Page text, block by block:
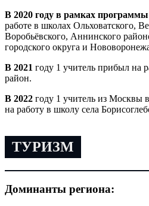
В 2020 году в рамках программы
работе в школах Ольховатского,
Воробьёвского, Аннинского
городского округа и
В 2021 году 1 учитель прибыл на
район.
В 2022 году 1 учитель из Москвы
на работу в школу села
ТУРИЗМ
Доминанты региона: